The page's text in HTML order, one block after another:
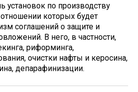
установок по производству
которых будет
соглашений о защите и
В него, в частности,
риформинга,
очистки нафты и керосина,
депарафинизации.